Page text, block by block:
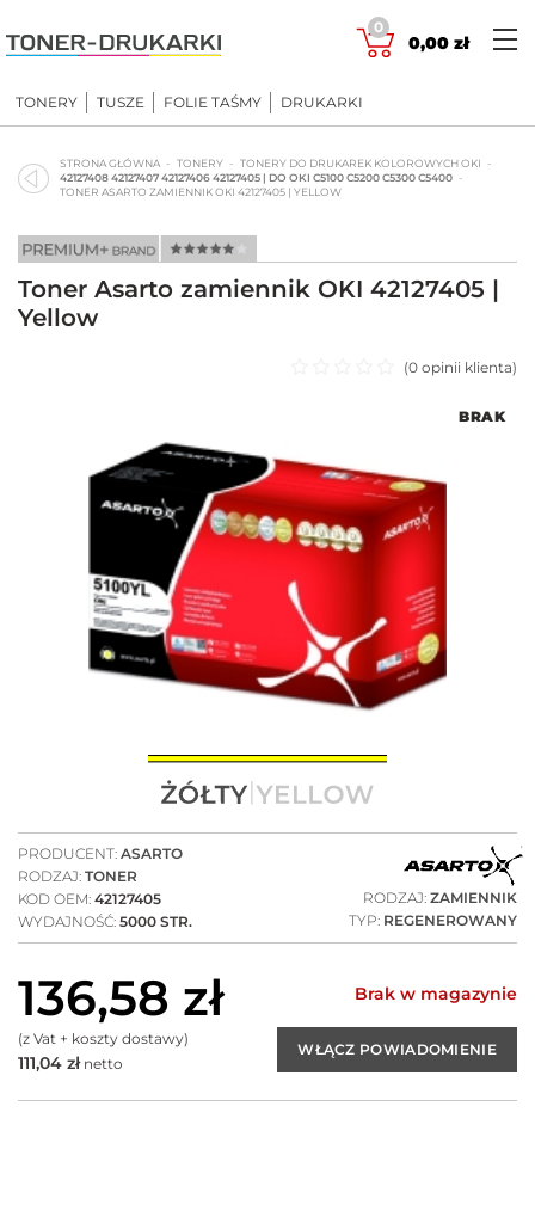
to
content
0
0,00 zł
TONERY TUSZE FOLIE TAŚMY DRUKARKI
STRONA GŁÓWNA TONERY
TONERY DO DRUKAREK KOLOROWYCH OKI
42127408 42127407 42127406 42127405 | DO OKI C5100 C5200 C5300 C5400
TONER ASARTO ZAMIENNIK OKI 42127405 | YELLOW
Toner Asarto zamiennik OKI 42127405 |
Yellow
(0 opinii klienta)
BRAK
PRODUCENT: ASARTO
RODZAJ: TONER
KOD OEM: 42127405
WYDAJNOŚĆ: 5000 STR.
RODZAJ: ZAMIENNIK
TYP: REGENEROWANY
136,58 zł
(z Vat + koszty dostawy)
111,04 złnetto
Brak w magazynie